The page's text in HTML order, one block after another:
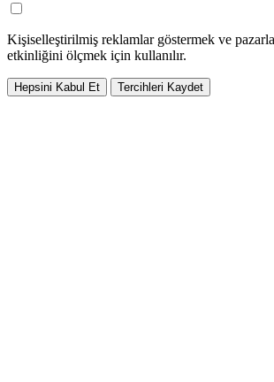
Kişiselleştirilmiş reklamlar göstermek ve
etkinliğini ölçmek için kullanılır.
Hepsini Kabul Et Tercihleri Kaydet